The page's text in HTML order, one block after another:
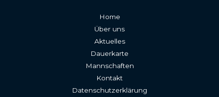
Home
Über uns
Aktuelles
Dauerkarte
Mannschaften
Kontakt
Datenschutzerklärung